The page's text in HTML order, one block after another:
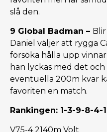
slå den.
9 Global Badman –
Daniel väljer att rygga
försöka hålla upp
han lyckas med det
eventuella 200m kvar
favoriten en match.
Rankingen: 1-3-9-8-4-
V75-4 2140m Volt